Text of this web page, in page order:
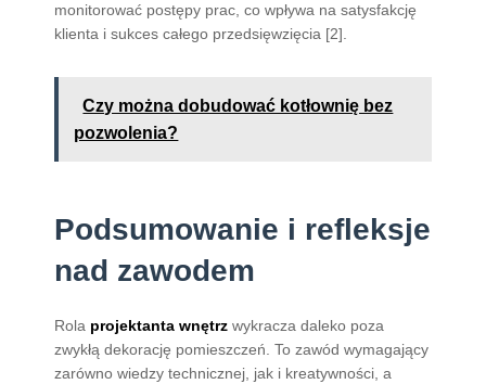
monitorować postępy prac, co wpływa na satysfakcję
klienta i sukces całego przedsięwzięcia [2].
Czy można dobudować kotłownię bez
pozwolenia?
Podsumowanie i refleksje
nad zawodem
Rola projektanta wnętrz wykracza daleko poza
zwykłą dekorację pomieszczeń. To zawód wymagający
zarówno wiedzy technicznej, jak i kreatywności, a